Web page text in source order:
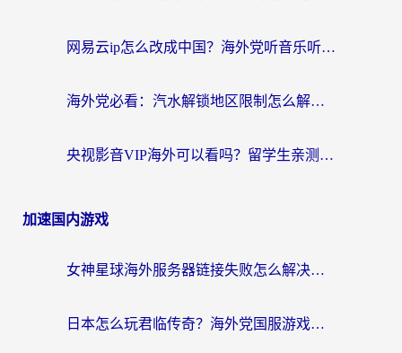
网易云ip怎么改成中国？海外党听音乐听书的无痛解决方案
海外党必看：汽水解锁地区限制怎么解除？3招解决国内影音&生活服务难题
央视影音VIP海外可以看吗？留学生亲测有效的回国加速器选择指南
加速国内游戏
女神星球海外服务器链接失败怎么解决？海外党国服游戏加速避坑指南
日本怎么玩君临传奇？海外党国服游戏加速避坑指南（附菲律宾欧洲玩家实测）